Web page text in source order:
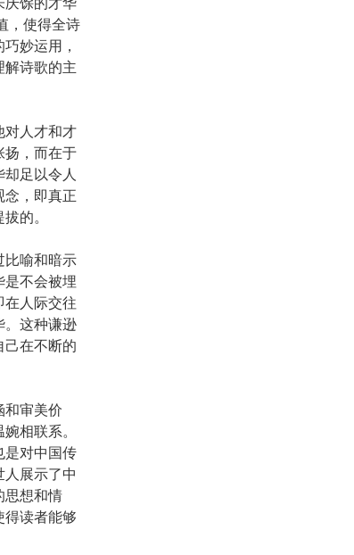
，使得全诗
妙运用，
诗歌的主
对人才和才
扬，而在于
足以令人
，即真正
的。
比喻和暗示
不会被埋
人际交往
。这种谦逊
在不断的
审美价
相联系。
是对中国传
展示了中
思想和情
读者能够